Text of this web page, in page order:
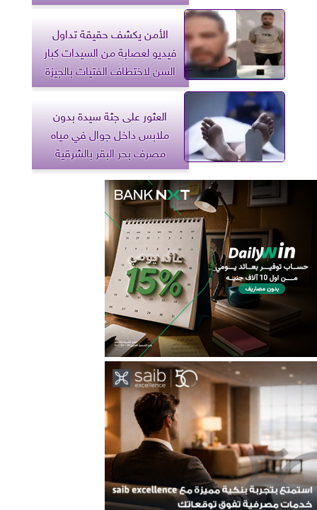
الأمن يكشف حقيقة تداول
فيديو لعصابة من السيدات كبار
السن لاختطاف الفتيات بالجيزة
العثور على جثة سيدة بدون
ملابس داخل جوال في مياه
مصرف بحر البقر بالشرقية